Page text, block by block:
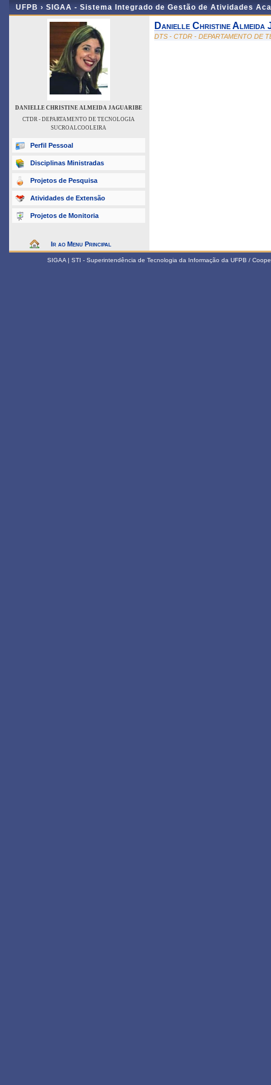
UFPB › SIGAA - Sistema Integrado de Gestão de Atividades
DANIELLE CHRISTINE ALMEIDA JAGUARIBE
CTDR - DEPARTAMENTO DE TECNOLOGIA
SUCROALCOOLEIRA
Perfil Pessoal
Disciplinas Ministradas
Projetos de Pesquisa
Atividades de Extensão
Projetos de Monitoria
Ir ao Menu Principal
Danielle Christine Almeida
DTS - CTDR - DEPARTAMENTO DE
SIGAA | STI - Superintendência de Tecnologia da Informação da UFPB /